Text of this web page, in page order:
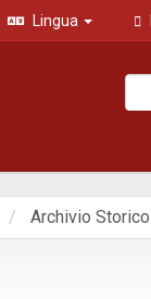
Lingua
Archivio Storico